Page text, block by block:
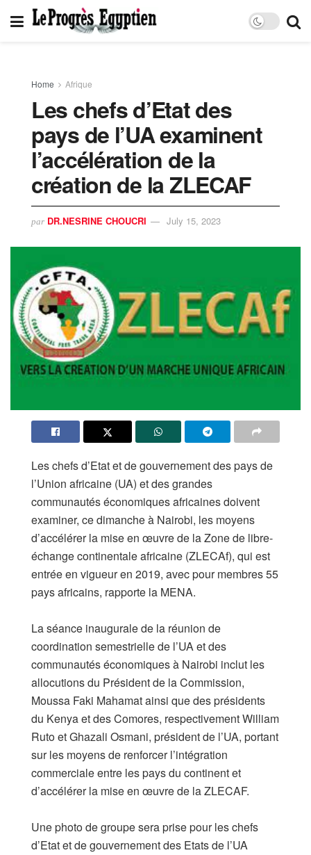
Home Afrique
Les chefs d’Etat des
pays de l’UA examinent
l’accélération de la
création de la ZLECAF
par DR.NESRINE CHOUCRI July 15, 2023
Les chefs d’Etat et de gouvernement des pays de
l’Union africaine (UA) et des grandes
communautés économiques africaines doivent
examiner, ce dimanche à Nairobi, les moyens
d’accélérer la mise en œuvre de la Zone de libre-
échange continentale africaine (ZLECAf), qui est
entrée en vigueur en 2019, avec pour membres 55
pays africains, rapporte la MENA.
La séance inaugurale de la réunion de
coordination semestrielle de l’UA et des
communautés économiques à Nairobi inclut les
allocutions du Président de la Commission,
Moussa Faki Mahamat ainsi que des présidents
du Kenya et des Comores, respectivement William
Ruto et Ghazali Osmani, président de l’UA, portant
sur les moyens de renforcer l’intégration
commerciale entre les pays du continent et
d’accélérer la mise en œuvre de la ZLECAF.
Une photo de groupe sera prise pour les chefs
d’Etat et de gouvernement des Etats de l’UA